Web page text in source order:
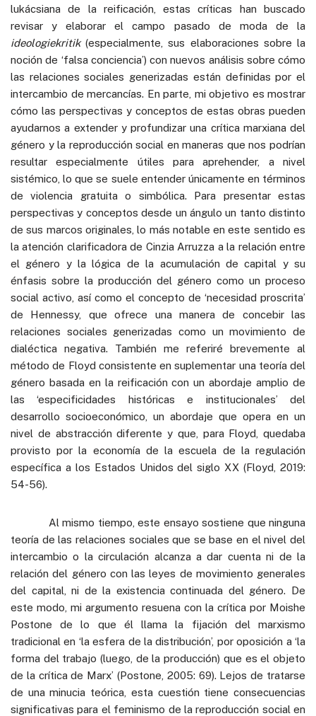
lukácsiana de la reificación, estas críticas han buscado
revisar y elaborar el campo pasado de moda de la
ideologiekritik(especialmente, sus elaboraciones sobre la
noción de ‘falsa conciencia’) con nuevos análisis sobre cómo
las relaciones sociales generizadas están definidas por el
intercambio de mercancías. En parte, mi objetivo es mostrar
cómo las perspectivas y conceptos de estas obras pueden
ayudarnos a extender y profundizar una crítica marxiana del
género y la reproducción social en maneras que nos podrían
resultar especialmente útiles para aprehender, a nivel
sistémico, lo que se suele entender únicamente en términos
de violencia gratuita o simbólica. Para presentar estas
perspectivas y conceptos desde un ángulo un tanto distinto
de sus marcos originales, lo más notable en este sentido es
la atención clarificadora de Cinzia Arruzza a la relación entre
el género y la lógica de la acumulación de capital y su
énfasis sobre la producción del género como un proceso
social activo, así como el concepto de ‘necesidad proscrita’
de Hennessy, que ofrece una manera de concebir las
relaciones sociales generizadas como un movimiento de
dialéctica negativa. También me referiré brevemente al
método de Floyd consistente en suplementar una teoría del
género basada en la reificación con un abordaje amplio de
las ‘especificidades históricas e institucionales’ del
desarrollo socioeconómico, un abordaje que opera en un
nivel de abstracción diferente y que, para Floyd, quedaba
provisto por la economía de la escuela de la regulación
específica a los Estados Unidos del siglo XX (Floyd, 2019:
54-56).
Al mismo tiempo, este ensayo sostiene que ninguna
teoría de las relaciones sociales que se base en el nivel del
intercambio o la circulación alcanza a dar cuenta ni de la
relación del género con las leyes de movimiento generales
del capital, ni de la existencia continuada del género. De
este modo, mi argumento resuena con la crítica por Moishe
Postone de lo que él llama la fijación del marxismo
tradicional en ‘la esfera de la distribución’, por oposición a ‘la
forma del trabajo (luego, de la producción) que es el objeto
de la crítica de Marx’ (Postone, 2005: 69). Lejos de tratarse
de una minucia teórica, esta cuestión tiene consecuencias
significativas para el feminismo de la reproducción social en